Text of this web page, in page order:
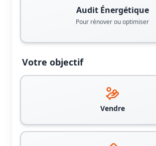
Audit Énergétique
Pour rénover ou optimiser
Votre objectif
Vendre